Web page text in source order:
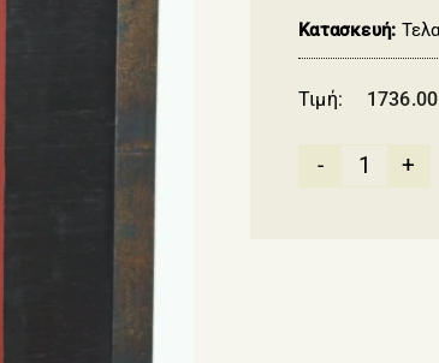
Κατασκευή:
Τιμή: 1736.00